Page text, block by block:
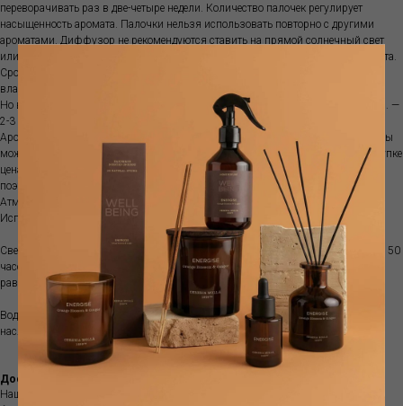
переворачивать раз в две-четыре недели. Количество палочек регулирует
насыщенность аромата. Палочки нельзя использовать повторно с другими
ароматами. Диффузор не рекомендуются ставить на прямой солнечный свет
или ставить рядом с источниками тепла, так как ускоряется испарение аромата.
Срок ароматизации зависит от характеристик помещения, температуры,
влажности и места размещения диффузора.
Но в среднем объема100 мл хватит примерно на 1-1.5 месяца; объема 250 мл. —
2-3 месяца, а емкости 500 мл. — обычно 3-5 месяцев.
Аромат поставляется с бамбуковыми палочками. Если аромат закончился, вы
можете приобрести рефилл. Это более выгодно, так как при изначальной покупке
цена стеклянной емкости составляет почти половину стоимости диффузора,
поэтому покупка рефилла позволяет экономить.
Атмосферный аромат наполняет пространство особым благоуханием .
Используйте вместе с диффузором для усиления выбранного аромата.
Свеча- ручная работа, сделано в Испании из соевого воска. Время горения до 50
часов. Регулярно подрезайте фитиль до длины в 0,5 см. Давайте воску
равномерно расплавиться на поверхности.
Водорастворимое эфирное масло - 2-3 капли в воду или аромадиффузор - и
наслаждайтесь любимым ароматом.
Доставка
Наш интернет-магазин предлагает вам интерьерные ароматы европейских